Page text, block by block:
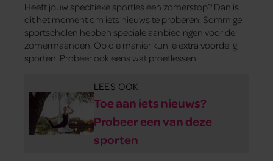
Heeft jouw specifieke sportles een zomerstop? Dan is
dit het moment om iets nieuws te proberen. Sommige
sportscholen hebben speciale aanbiedingen voor de
zomermaanden. Op die manier kun je extra voordelig
sporten. Probeer ook eens wat proeflessen.
LEES OOK
Toe aan iets nieuws?
Probeer een van deze
sporten